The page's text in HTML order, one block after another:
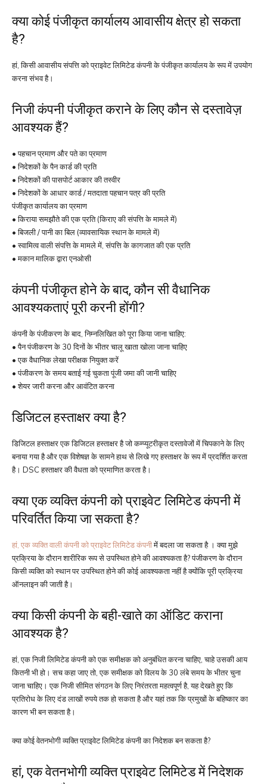
क्या कोई पंजीकृत कार्यालय आवासीय क्षेत्र हो सकता
है?
हां, किसी आवासीय संपत्ति को प्राइवेट लिमिटेड कंपनी के पंजीकृत कार्यालय के रूप में उपयोग
करना संभव है।
निजी कंपनी पंजीकृत कराने के लिए कौन से दस्तावेज़
आवश्यक हैं?
• पहचान प्रमाण और पते का प्रमाण
• निदेशकों के पैन कार्ड की प्रति
• निदेशकों की पासपोर्ट आकार की तस्वीर
• निदेशकों के आधार कार्ड / मतदाता पहचान पत्र की प्रति
पंजीकृत कार्यालय का प्रमाण
• किराया समझौते की एक प्रति (किराए की संपत्ति के मामले में)
• बिजली / पानी का बिल (व्यावसायिक स्थान के मामले में)
• स्वामित्व वाली संपत्ति के मामले में, संपत्ति के कागजात की एक प्रति
• मकान मालिक द्वारा एनओसी
कंपनी पंजीकृत होने के बाद, कौन सी वैधानिक
आवश्यकताएं पूरी करनी होंगी?
कंपनी के पंजीकरण के बाद, निम्नलिखित को पूरा किया जाना चाहिए:
• पैन पंजीकरण के 30 दिनों के भीतर चालू खाता खोला जाना चाहिए
• एक वैधानिक लेखा परीक्षक नियुक्त करें
• पंजीकरण के समय बताई गई चुकता पूंजी जमा की जानी चाहिए
• शेयर जारी करना और आवंटित करना
डिजिटल हस्ताक्षर क्या है?
डिजिटल हस्ताक्षर एक डिजिटल हस्ताक्षर है जो कम्प्यूटरीकृत दस्तावेजों में चिपकाने के लिए
बनाया गया है और एक विशेषज्ञ के सामने हाथ से लिखे गए हस्ताक्षर के रूप में प्रदर्शित करता
है। DSC हस्ताक्षर की वैधता को प्रमाणित करता है।
क्या एक व्यक्ति कंपनी को प्राइवेट लिमिटेड कंपनी में
परिवर्तित किया जा सकता है?
हां, एक व्यक्ति वाली कंपनी को प्राइवेट लिमिटेड कंपनीमें बदला जा सकता है । क्या मुझे
प्रक्रिया के दौरान शारीरिक रूप से उपस्थित होने की आवश्यकता है? पंजीकरण के दौरान
किसी व्यक्ति को स्थान पर उपस्थित होने की कोई आवश्यकता नहीं है क्योंकि पूरी प्रक्रिया
ऑनलाइन की जाती है।
क्या किसी कंपनी के बही-खाते का ऑडिट कराना
आवश्यक है?
हां, एक निजी लिमिटेड कंपनी को एक समीक्षक को अनुबंधित करना चाहिए, चाहे उसकी आय
कितनी भी हो। सच कहा जाए तो, एक समीक्षक को विलय के 30 लंबे समय के भीतर चुना
जाना चाहिए। एक निजी सीमित संगठन के लिए निरंतरता महत्वपूर्ण है, यह देखते हुए कि
प्रतिरोध के लिए दंड लाखों रुपये तक हो सकता है और यहां तक ​​कि प्रमुखों के बहिष्कार का
कारण भी बन सकता है।
क्या कोई वेतनभोगी व्यक्ति प्राइवेट लिमिटेड कंपनी का निदेशक बन सकता है?
हां, एक वेतनभोगी व्यक्ति प्राइवेट लिमिटेड में निदेशक